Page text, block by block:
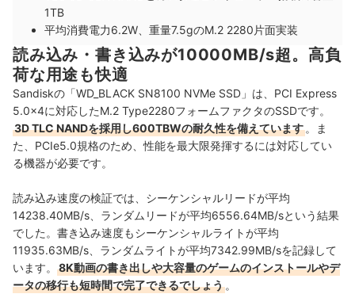
1TB
平均消費電力6.2W、重量7.5gのM.2 2280片面実装
読み込み・書き込みが10000MB/s超。高負
荷な用途も快適
Sandiskの「WD_BLACK SN8100 NVMe SSD」は、PCI Express
5.0×4に対応したM.2 Type2280フォームファクタのSSDです。
3D TLC NANDを採用し600TBWの耐久性を備えています 。ま
た、PCIe5.0規格のため、性能を最大限発揮するには対応してい
る機器が必要です。
読み込み速度の検証では、シーケンシャルリードが平均
14238.40MB/s、ランダムリードが平均6556.64MB/sという結果
でした。書き込み速度もシーケンシャルライトが平均
11935.63MB/s、ランダムライトが平均7342.99MB/sを記録して
います。
8K動画の書き出しや大容量のゲームのインストールやデ
ータの移行も短時間で完了できるでしょう 。